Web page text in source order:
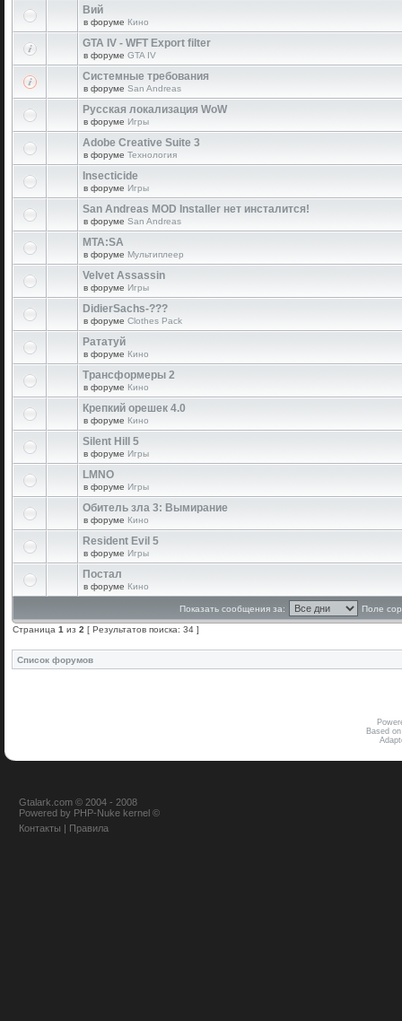
Вий
в форуме Кино
GTA IV - WFT Export filter
в форуме GTA IV
Системные требования
в форуме San Andreas
Русская локализация WoW
в форуме Игры
Adobe Creative Suite 3
в форуме Технология
Insecticide
в форуме Игры
San Andreas MOD Installer нет инсталится!
в форуме San Andreas
MTA:SA
в форуме Мультиплеер
Velvet Assassin
в форуме Игры
DidierSachs-???
в форуме Clothes Pack
Рататуй
в форуме Кино
Трансформеры 2
в форуме Кино
Крепкий орешек 4.0
в форуме Кино
Silent Hill 5
в форуме Игры
LMNO
в форуме Игры
Обитель зла 3: Вымирание
в форуме Кино
Resident Evil 5
в форуме Игры
Постал
в форуме Кино
Показать сообщения за: Поле
Страница 1 из 2 [ Результатов поиска: 34 ]
Список форумов
Based
Gtalark.com © 2004 - 2008
Powered by PHP-Nuke kernel ©
Контакты | Правила